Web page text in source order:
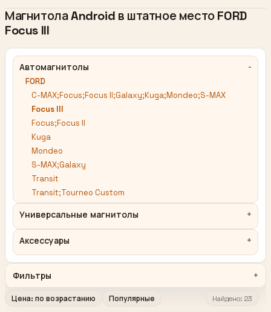
Магнитола Android в штатное место FORD
Focus III
Автомагнитолы
FORD
C-MAX;Focus;Focus II;Galaxy;Kuga;Mondeo;S-MAX
Focus III
Focus;Focus II
Kuga
Mondeo
S-MAX;Galaxy
Transit
Transit;Tourneo Custom
Универсальные магнитолы
Аксессуары
Фильтры
Цена: по возрастанию Популярные Найдено: 23